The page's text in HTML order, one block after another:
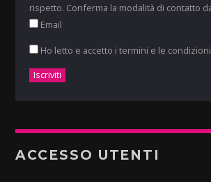
rispetto. Conferma la modalità di contatto
Email
Ho letto e accetto i termini e le condizioni
ACCESSO UTENTI